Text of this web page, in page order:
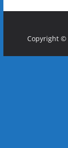
Copyright ©